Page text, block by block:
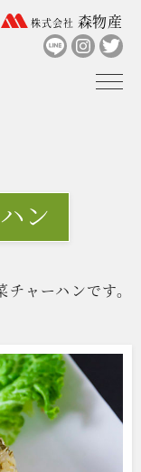
株式会社 森物産
ン
ャーハンです。